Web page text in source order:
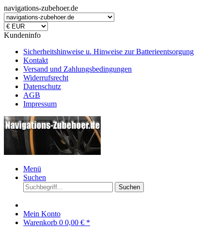
navigations-zubehoer.de
Kundeninfo
Sicherheitshinweise u. Hinweise zur Batterieentsorgung
Kontakt
Versand und Zahlungsbedingungen
Widerrufsrecht
Datenschutz
AGB
Impressum
Menü
Suchen
Suchen
Mein Konto
Warenkorb 0 0,00 € *